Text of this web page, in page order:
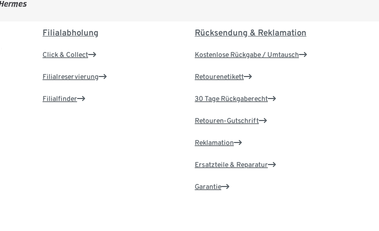
Filialabholung
Click & Collect
Filialreservierung
Filialfinder
Rücksendung & Reklamation
Kostenlose Rückgabe / Umtausch
Retourenetikett
30 Tage Rückgaberecht
Retouren-Gutschrift
Reklamation
Ersatzteile & Reparatur
Garantie